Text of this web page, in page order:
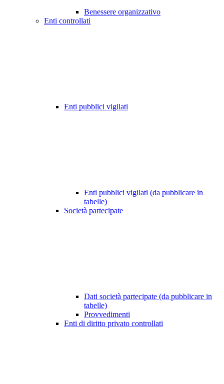
Benessere organizzativo
Enti controllati
Enti pubblici vigilati
Enti pubblici vigilati (da pubblicare in
tabelle)
Società partecipate
Dati società partecipate (da pubblicare in
tabelle)
Provvedimenti
Enti di diritto privato controllati